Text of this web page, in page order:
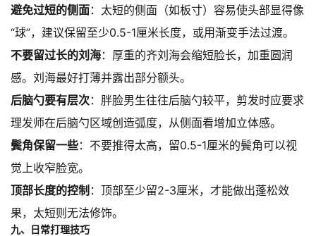
避免过短的侧面：太短的侧面（如板寸）容易使头部显得像
“球”，建议保留至少0.5-1厘米长度，或用渐变手法过渡。
不要留过长的刘海：厚重的齐刘海会缩短脸长，加重圆润
感。刘海最好打薄并露出部分额头。
后脑勺要有层次：胖脸男生往往后脑勺较平，剪发时应要求
理发师在后脑勺区域创造弧度，从侧面看增加立体感。
鬓角保留一些：不要推得太高，留0.5-1厘米的鬓角可以视
觉上收窄脸宽。
顶部长度的控制 ：顶部至少留2-3厘米，才能做出蓬松效
果，太短则无法修饰。
九、日常打理技巧